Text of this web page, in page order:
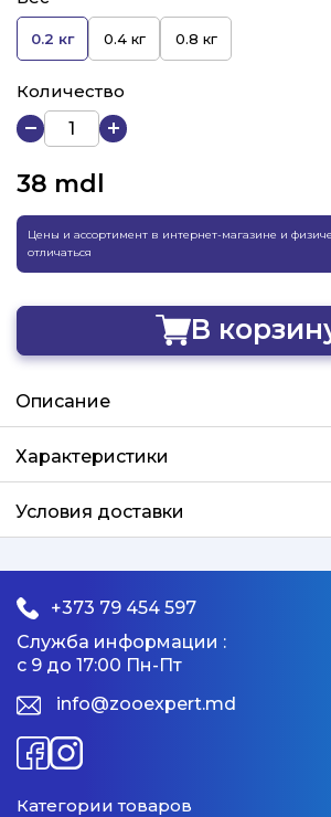
0.2 кг 0.4 кг 0.8 кг
Количество
38 mdl
Цены и ассортимент в интернет-магазине и
отличаться
В
Описание
Характеристики
Условия доставки
+373 79 454 597
Служба информации :
с 9 до 17:00 Пн-Пт
info@zooexpert.md
Категории товаров